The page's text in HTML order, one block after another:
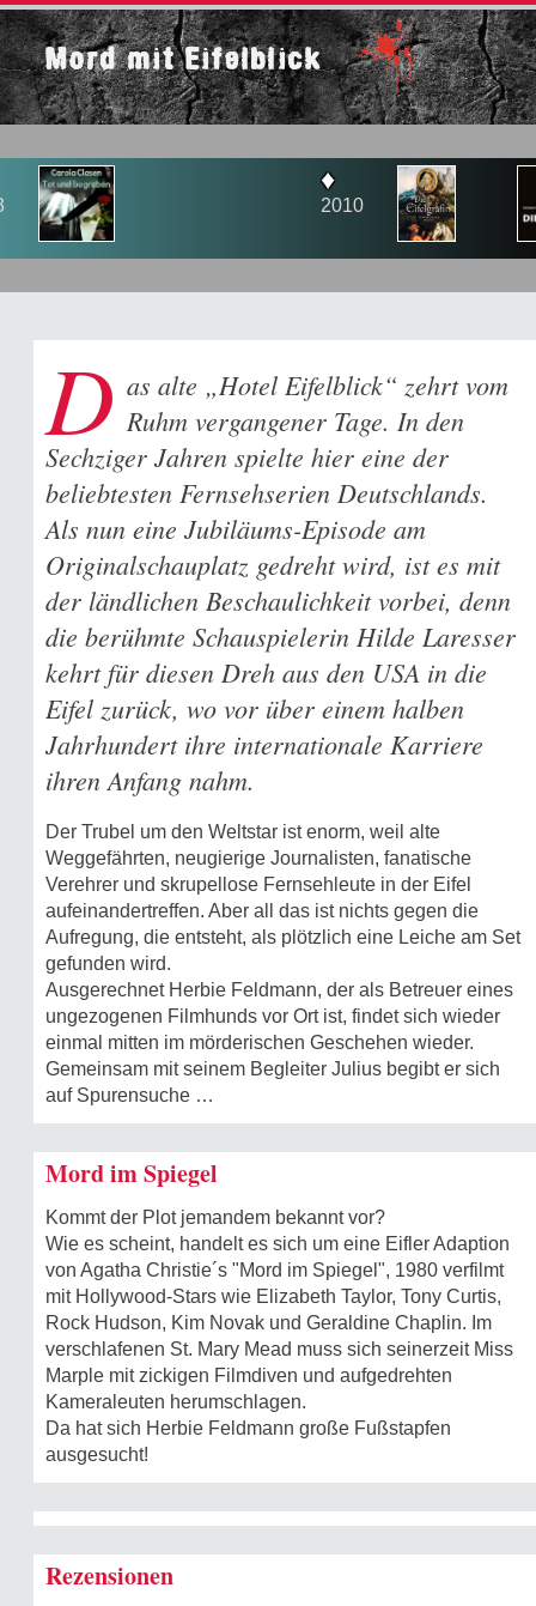
Mord mit Eifelblick
D as alte „Hotel Eifelblick“ zehrt vom
Ruhm vergangener Tage. In den
Sechziger Jahren spielte hier eine der
beliebtesten Fernsehserien Deutschlands.
Als nun eine Jubiläums-Episode am
Originalschauplatz gedreht wird, ist es mit
der ländlichen Beschaulichkeit vorbei, denn
die berühmte Schauspielerin Hilde Laresser
kehrt für diesen Dreh aus den USA in die
Eifel zurück, wo vor über einem halben
Jahrhundert ihre internationale Karriere
ihren Anfang nahm.
Der Trubel um den Weltstar ist enorm, weil alte
Weggefährten, neugierige Journalisten, fanatische
Verehrer und skrupellose Fernsehleute in der Eifel
aufeinandertreffen. Aber all das ist nichts gegen die
Aufregung, die entsteht, als plötzlich eine Leiche am Set
gefunden wird.
Ausgerechnet Herbie Feldmann, der als Betreuer eines
ungezogenen Filmhunds vor Ort ist, findet sich wieder
einmal mitten im mörderischen Geschehen wieder.
Gemeinsam mit seinem Begleiter Julius begibt er sich
auf Spurensuche …
Mord im Spiegel
Kommt der Plot jemandem bekannt vor?
Wie es scheint, handelt es sich um eine Eifler Adaption
von Agatha Christie´s "Mord im Spiegel", 1980 verfilmt
mit Hollywood-Stars wie Elizabeth Taylor, Tony Curtis,
Rock Hudson, Kim Novak und Geraldine Chaplin. Im
verschlafenen St. Mary Mead muss sich seinerzeit Miss
Marple mit zickigen Filmdiven und aufgedrehten
Kameraleuten herumschlagen.
Da hat sich Herbie Feldmann große Fußstapfen
ausgesucht!
Rezensionen